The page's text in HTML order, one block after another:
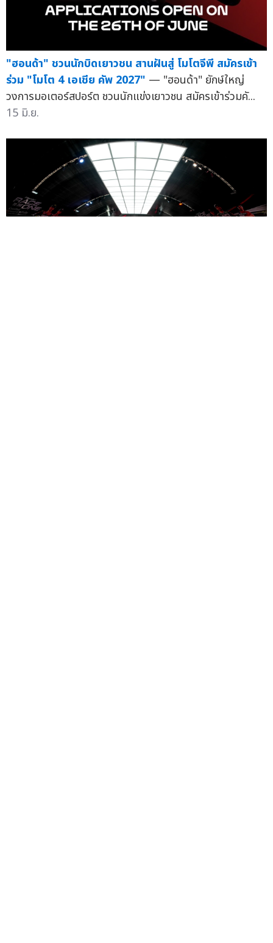
"ฮอนด้า" ชวนนักบิดเยาวชน สานฝันสู่ โมโตจีพี สมัครเข้า
ร่วม "โมโต 4 เอเชีย คัพ 2027" — "ฮอนด้า" ยักษ์ใหญ่
วงการมอเตอร์สปอร์ต ชวนนักแข่งเยาวชน สมัครเข้าร่วมคั...
15 มิ.ย.